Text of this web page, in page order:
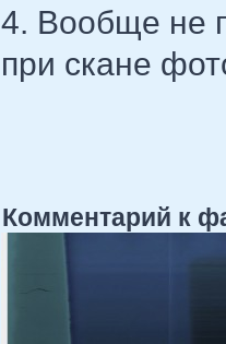
4. Вообще не
при скане
Комментарий к